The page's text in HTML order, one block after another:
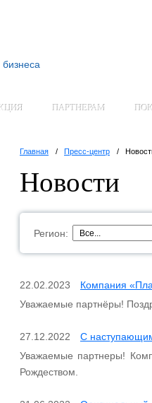
ПАРТНЕРАМ
Главная Пресс-центр
Новости
Регион:
22.02.2023
Компания
Уважаемые партнёры!
27.12.2022
С
Уважаемые партнеры!
Рождеством.